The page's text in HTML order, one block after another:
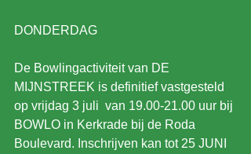
DONDERDAG
De Bowlingactiviteit van DE
MIJNSTREEK is definitief vastgesteld
op vrijdag 3 juli  van 19.00-21.00 uur bij
BOWLO in Kerkrade bij de Roda
Boulevard. Inschrijven kan tot 25 JUNI